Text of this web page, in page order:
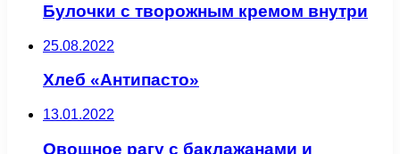
Булочки с творожным кремом внутри
25.08.2022
Хлеб «Антипасто»
13.01.2022
Овощное рагу с баклажанами и